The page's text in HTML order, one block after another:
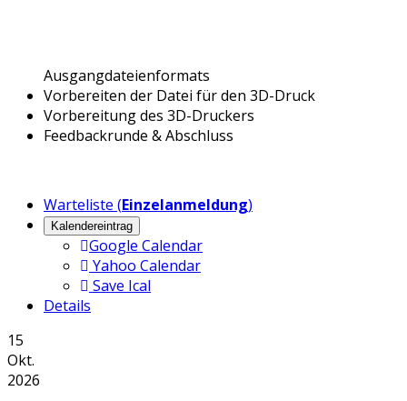
Ausgangdateienformats
Vorbereiten der Datei für den 3D-Druck
Vorbereitung des 3D-Druckers
Feedbackrunde & Abschluss
Warteliste (Einzelanmeldung)
Kalendereintrag
Google Calendar
Yahoo Calendar
Save Ical
Details
15
Okt.
2026